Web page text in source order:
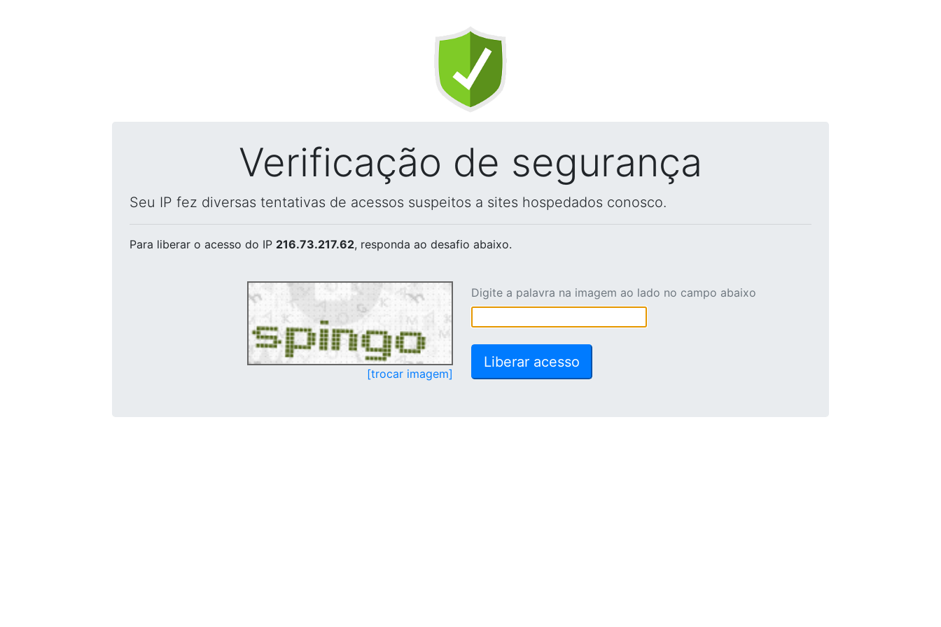
Verificação de segurança
Seu IP fez diversas tentativas de acessos suspeitos a sites hospedados conosco.
Para liberar o acesso do IP 216.73.217.62, responda ao desafio abaixo.
[trocar imagem]
Digite a palavra na imagem ao lado no campo abaixo